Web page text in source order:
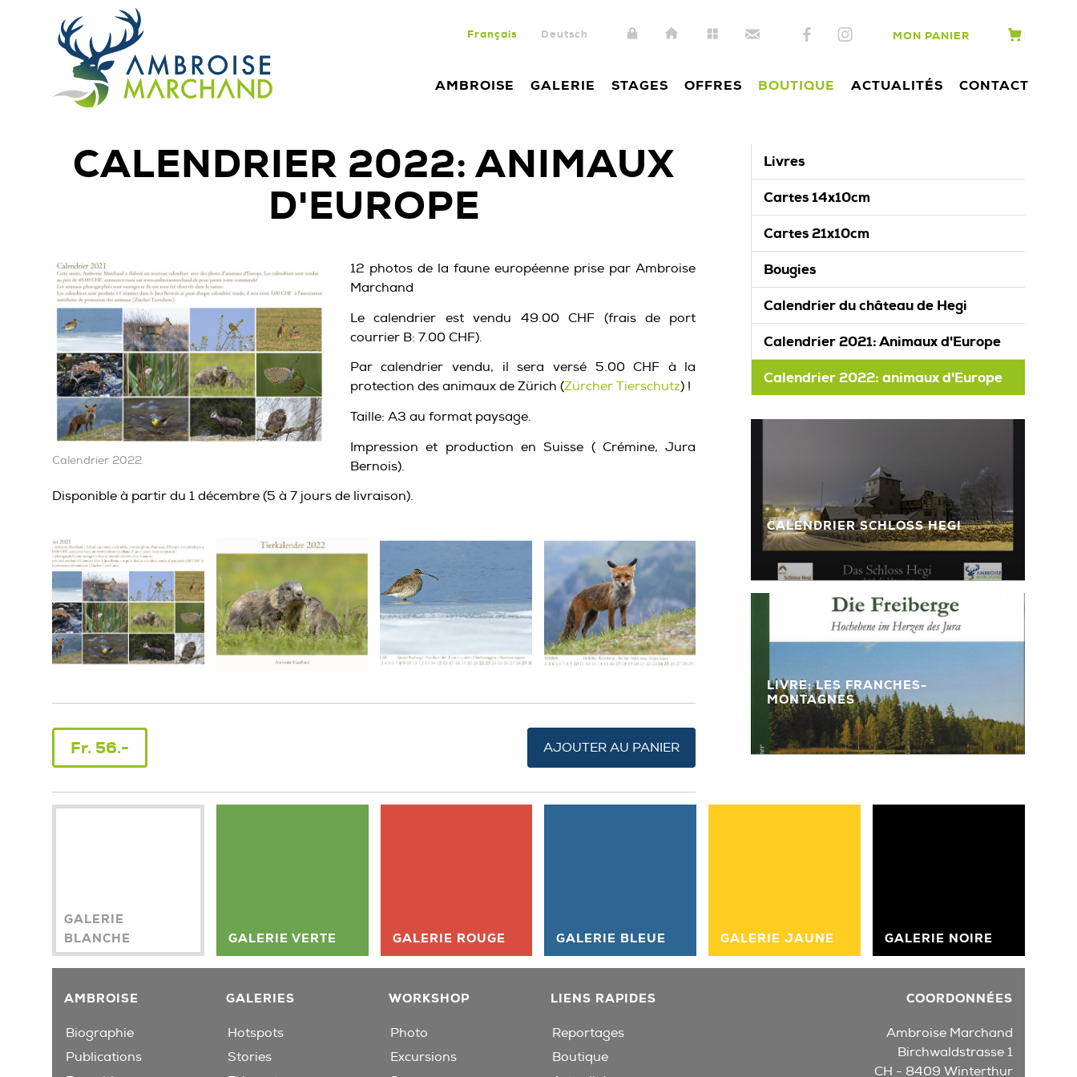
Français Deutsch MON PANIER
AMBROISE GALERIE STAGES OFFRES BOUTIQUE ACTUALITÉS CONTACT
Livres
Cartes 14x10cm
Cartes 21x10cm
Bougies
Calendrier du château de Hegi
Calendrier 2021: Animaux d'Europe
Calendrier 2022: animaux d'Europe
CALENDRIER SCHLOSS HEGI
»
LIVRE: LES FRANCHES-
MONTAGNES
CALENDRIER 2022: ANIMAUX
D'EUROPE
Calendrier 2022
12 photos de la faune européenne prise par Ambroise
Marchand
Le calendrier est vendu 49.00 CHF (frais de port
courrier B: 7.00 CHF).
Par calendrier vendu, il sera versé 5.00 CHF à la
protection des animaux de Zürich (Zürcher Tierschutz) !
Taille: A3 au format paysage.
Impression et production en Suisse ( Crémine, Jura
Bernois).
Disponible à partir du 1 décembre (5 à 7 jours de livraison).
Fr. 56.- AJOUTER AU PANIER
GALERIE
BLANCHE
GALERIE VERTE GALERIE ROUGE GALERIE BLEUE GALERIE JAUNE GALERIE NOIRE
AMBROISE
Biographie
Publications
GALERIES
Hotspots
Stories
WORKSHOP
Photo
Excursions
LIENS RAPIDES
Reportages
Boutique
COORDONNÉES
Ambroise Marchand
Birchwaldstrasse 1
CH - 8409 Winterthur